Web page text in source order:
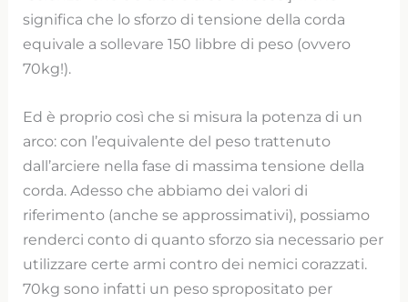
significa che lo sforzo di tensione della corda
equivale a sollevare 150 libbre di peso (ovvero
70kg!).
Ed è proprio così che si misura la potenza di un
arco: con l’equivalente del peso trattenuto
dall’arciere nella fase di massima tensione della
corda. Adesso che abbiamo dei valori di
riferimento (anche se approssimativi), possiamo
renderci conto di quanto sforzo sia necessario per
utilizzare certe armi contro dei nemici corazzati.
70kg sono infatti un peso spropositato per